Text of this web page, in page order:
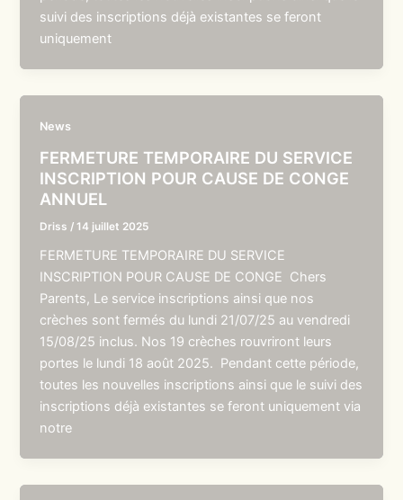
suivi des inscriptions déjà existantes se feront
uniquement
News
FERMETURE TEMPORAIRE DU SERVICE
INSCRIPTION POUR CAUSE DE CONGE
ANNUEL
Driss /14 juillet 2025
FERMETURE TEMPORAIRE DU SERVICE
INSCRIPTION POUR CAUSE DE CONGE Chers
Parents, Le service inscriptions ainsi que nos
crèches sont fermés du lundi 21/07/25 au vendredi
15/08/25 inclus. Nos 19 crèches rouvriront leurs
portes le lundi 18 août 2025. Pendant cette période,
toutes les nouvelles inscriptions ainsi que le suivi des
inscriptions déjà existantes se feront uniquement via
notre